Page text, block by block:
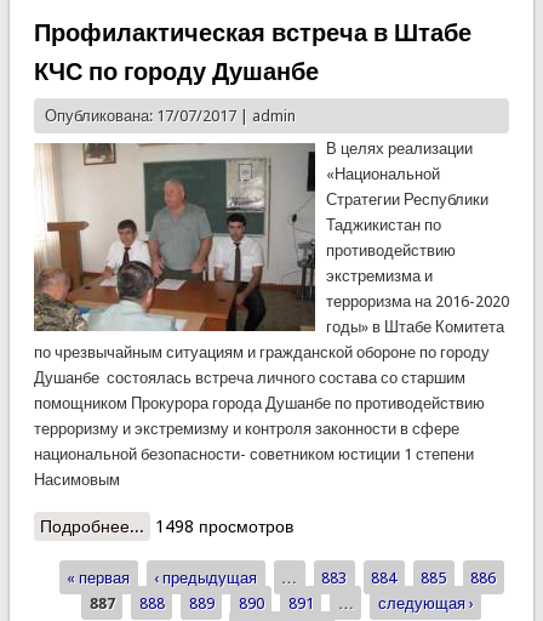
Профилактическая встреча в Штабе
КЧС по городу Душанбе
Опубликована: 17/07/2017 | admin
В целях реализации
«Национальной
Стратегии Республики
Таджикистан по
противодействию
экстремизма и
терроризма на 2016-2020
годы» в Штабе Комитета
по чрезвычайным ситуациям и гражданской обороне по городу
Душанбе состоялась встреча личного состава со старшим
помощником Прокурора города Душанбе по противодействию
терроризму и экстремизму и контроля законности в сфере
национальной безопасности- советником юстиции 1 степени
Насимовым
Подробнее... о Профилактическая встреча в Штабе КЧС по
1498 просмотров
Страницы
« первая ‹ предыдущая … 883 884 885
886
887
888 889 890 891 …
следующая ›